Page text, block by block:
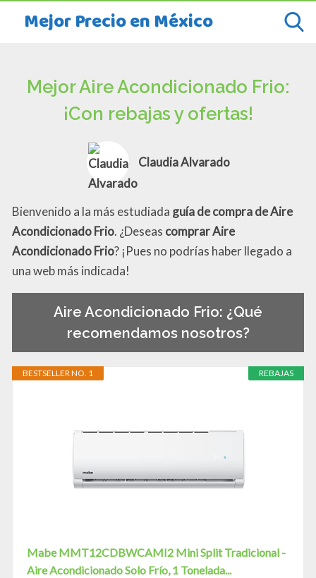
Mejor Precio en México
Mejor Aire Acondicionado Frio:
¡Con rebajas y ofertas!
Claudia Alvarado
Bienvenido a la más estudiada guía de compra de Aire
Acondicionado Frio. ¿Deseas comprar Aire
Acondicionado Frio? ¡Pues no podrías haber llegado a
una web más indicada!
Aire Acondicionado Frio: ¿Qué
recomendamos nosotros?
REBAJAS
BESTSELLER NO. 1
Mabe MMT12CDBWCAMI2 Mini Split Tradicional -
Aire Acondicionado Solo Frío, 1 Tonelada...